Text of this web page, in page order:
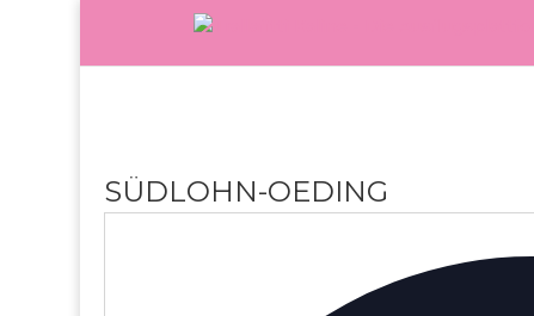
SÜDLOHN-OEDING